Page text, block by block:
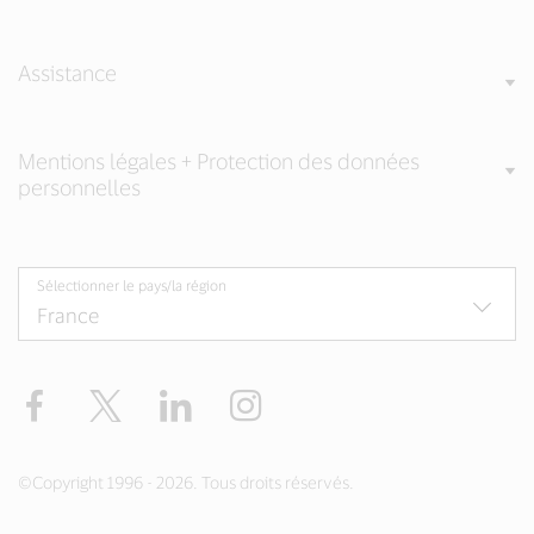
Assistance
Mentions légales + Protection des données
personnelles
Sélectionner le pays/la région
Facebook Twitter LinkedIn
©Copyright 1996 - 2026. Tous droits réservés.